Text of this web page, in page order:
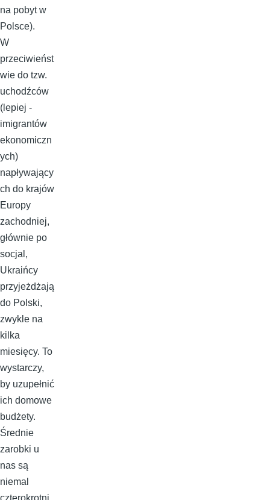
na pobyt w
Polsce).
W
przeciwieńst
wie do tzw.
uchodźców
(lepiej -
imigrantów
ekonomiczn
ych)
napływający
ch do krajów
Europy
zachodniej,
głównie po
socjal,
Ukraińcy
przyjeżdżają
do Polski,
zwykle na
kilka
miesięcy. To
wystarczy,
by uzupełnić
ich domowe
budżety.
Średnie
zarobki u
nas są
niemal